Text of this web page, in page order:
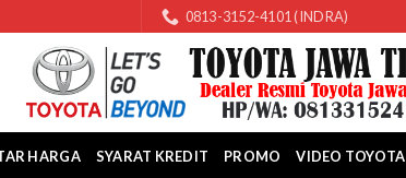
0813-3152-4101 (INDRA)
HARGA SYARAT KREDIT PROMO VIDEO TOYOTA